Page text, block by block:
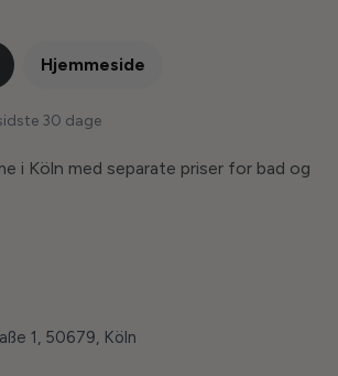
Hjemmeside
30 dage
i Köln med separate priser for bad og
1, 50679, Köln